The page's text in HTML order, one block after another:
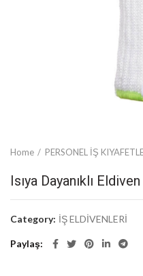
Home PERSONEL İŞ
Isıya Dayanıklı Eldiven
Category: İŞ ELDİVENLERİ
Paylaş